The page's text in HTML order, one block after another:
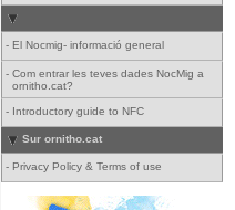
- El Nocmig- informació general
- Com entrar les teves dades NocMig a
ornitho.cat?
- Introductory guide to NFC
Sur ornitho.cat
- Privacy Policy & Terms of use